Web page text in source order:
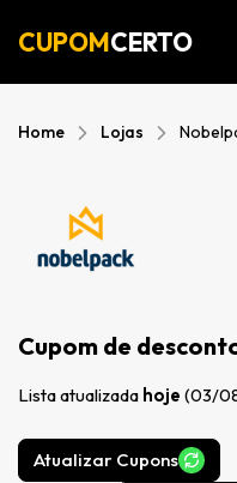
CUPOMCERTO
Home Lojas
Cupom de
Lista atualizada hoje (03/
Atualizar Cupons